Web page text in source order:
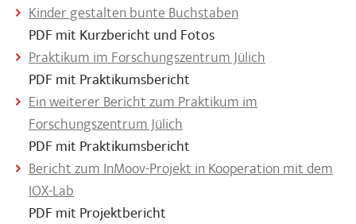
Kinder gestalten bunte Buchstaben
PDF mit Kurzbericht und Fotos
Praktikum im Forschungszentrum Jülich
PDF mit Praktikumsbericht
Ein weiterer Bericht zum Praktikum im
Forschungszentrum Jülich
PDF mit Praktikumsbericht
Bericht zum InMoov-Projekt in Kooperation mit dem
IOX-Lab
PDF mit Projektbericht